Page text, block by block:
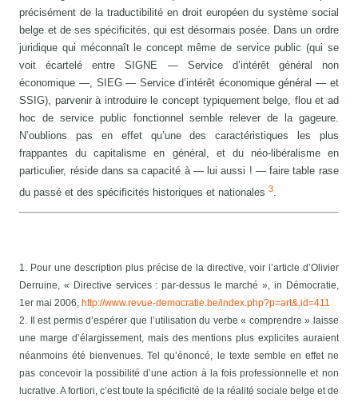
précisément de la traductibilité en droit européen du système social
belge et de ses spécificités, qui est désormais posée. Dans un ordre
juridique qui méconnaît le concept même de service public (qui se
voit écartelé entre SIGNE — Service d’intérêt général non
économique —, SIEG — Service d’intérêt économique général — et
SSIG), parvenir à introduire le concept typiquement belge, flou et ad
hoc de service public fonctionnel semble relever de la gageure.
N’oublions pas en effet qu’une des caractéristiques les plus
frappantes du capitalisme en général, et du néo-libéralisme en
particulier, réside dans sa capacité à — lui aussi ! — faire table rase
du passé et des spécificités historiques et nationales3.
1. Pour une description plus précise de la directive, voir l’article d’Olivier
Derruine, « Directive services : par-dessus le marché », in Démocratie,
1er mai 2006, http://www.revue-democratie.be/index.php?p=art&;id=411
2. Il est permis d’espérer que l’utilisation du verbe « comprendre » laisse
une marge d’élargissement, mais des mentions plus explicites auraient
néanmoins été bienvenues. Tel qu’énoncé, le texte semble en effet ne
pas concevoir la possibilité d’une action à la fois professionnelle et non
lucrative. A fortiori, c’est toute la spécificité de la réalité sociale belge et de